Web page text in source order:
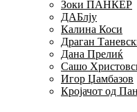
Зоки ПАНКЕР
ДАБлју
Калина Коси
Драган
Дана Прелиќ
Сашо
Игор Џамбазов
Кројачот од